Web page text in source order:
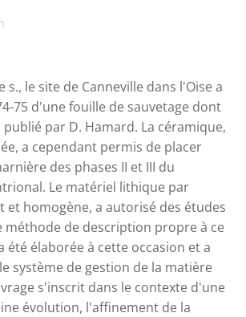
s., le site de Canneville dans l'Oise a
75 d'une fouille de sauvetage dont
par D. Hamard. La céramique,
a cependant permis de placer
des phases II et III du
Le matériel lithique par
et homogène, a autorisé des études
méthode de description propre à ce
été élaborée à cette occasion et a
système de gestion de la matière
s'inscrit dans le contexte d'une
évolution, l'affinement de la